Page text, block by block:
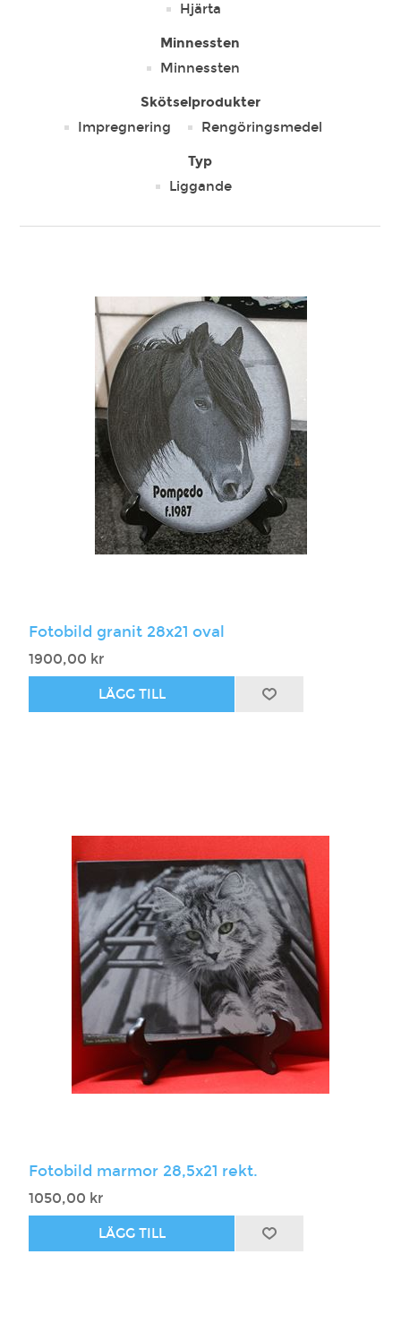
Hjärta
Minnessten
Minnessten
Skötselprodukter
Impregnering
Rengöringsmedel
Typ
Liggande
Fotobild granit 28x21 oval
1900,00 kr
Fotobild marmor 28,5x21 rekt.
1050,00 kr